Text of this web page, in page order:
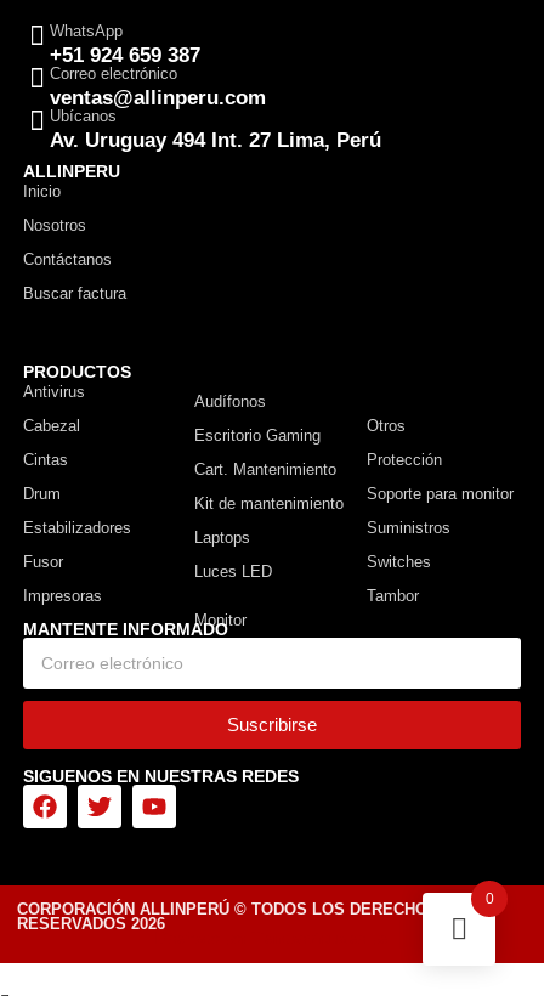
WhatsApp
+51 924 659 387
Correo electrónico
ventas@allinperu.com
Ubícanos
Av. Uruguay 494 Int. 27 Lima, Perú
ALLINPERU
Inicio
Nosotros
Contáctanos
Buscar factura
PRODUCTOS
Antivirus
Cabezal
Cintas
Drum
Estabilizadores
Fusor
Impresoras
Audífonos
Escritorio Gaming
Cart. Mantenimiento
Kit de mantenimiento
Laptops
Luces LED
Otros
Protección
Soporte para monitor
Suministros
Switches
Tambor
MANTENTE INFORMADO
Suscribirse
SIGUENOS EN NUESTRAS REDES
CORPORACIÓN ALLINPERÚ © TODOS LOS DERECHOS
RESERVADOS 2026
0